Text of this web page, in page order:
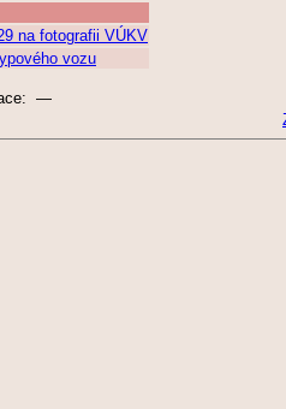
na fotografii VÚKV
vozu
—